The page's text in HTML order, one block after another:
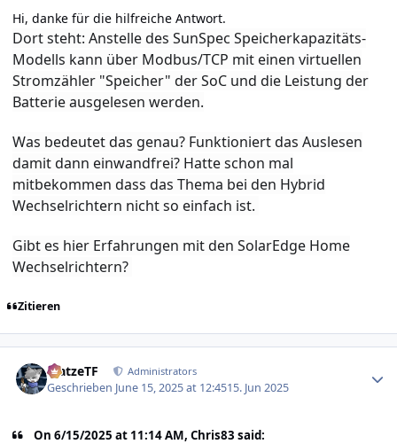
Hi, danke für die hilfreiche Antwort.
Dort steht: Anstelle des SunSpec Speicherkapazitäts-
Modells kann über Modbus/TCP mit einen virtuellen
Stromzähler "Speicher" der SoC und die Leistung der
Batterie ausgelesen werden.
Was bedeutet das genau? Funktioniert das Auslesen
damit dann einwandfrei? Hatte schon mal
mitbekommen dass das Thema bei den Hybrid
Wechselrichtern nicht so einfach ist.
Gibt es hier Erfahrungen mit den SolarEdge Home
Wechselrichtern?
Zitieren
MatzeTF Administrators
Geschrieben June 15, 2025 at 12:4515. Jun 2025
On 6/15/2025 at 11:14 AM, Chris83 said: